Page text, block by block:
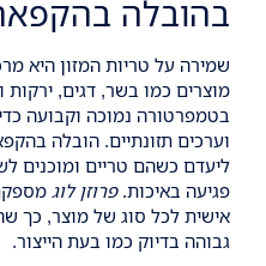
בהובלה
שמירה על טריות המזון היא
מוצרים כמו בשר, דגים, ירקות
בטמפרטורה נמוכה וקבועה
וערכים תזונתיים. הובלה
ליעדם כשהם טריים ומוכנים
פגיעה באיכות.פרוזן לוג
אישית לכל סוג של מוצר, כך
גבוהה בדיוק כמו בעת הייצור.